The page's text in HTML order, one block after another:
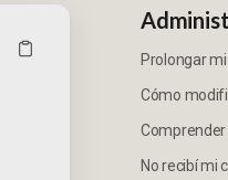
Prolongar
Cómo
No recibí mi